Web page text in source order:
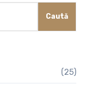
Caută
(25)